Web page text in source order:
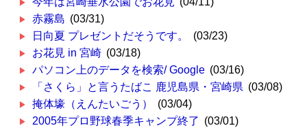
赤霧島 (03/31)
日向夏 プレゼントだそうです。
(03/23)
お花見 in 宮崎 (03/18)
パソコン上のデータを検索/ Google (03/16)
「さくら」と言うたばこ 鹿児島県・宮崎県 (03/08)
掩体壕（えんたいごう）
(03/04)
2005年プロ野球春季キャンプ終了 (03/01)